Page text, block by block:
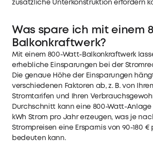
zusätzliche Unterkonstruktion erfordern
Was spare ich mit einem
Balkonkraftwerk?
Mit einem 800-Watt-Balkonkraftwerk
erhebliche Einsparungen bei der
Die genaue Höhe der Einsparungen
verschiedenen Faktoren ab, z. B. von
Stromtarifen und Ihren
Durchschnitt kann eine 800-Watt-Anlage
kWh Strom pro Jahr erzeugen, was je
Strompreisen eine Ersparnis von 90-180 €
bedeuten kann.